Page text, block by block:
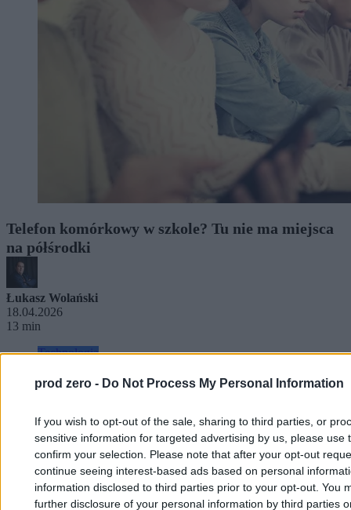
prod zero - Do Not Process My Personal Information
If you wish to opt-out of the sale, sharing to third parties, or
sensitive information for targeted advertising by us, please use
confirm your selection. Please note that after your opt-out
continue seeing interest-based ads based on personal
information disclosed to third parties prior to your opt-out. You
further disclosure of your personal information by third parties
Telefon komórkowy w szkole? Tu nie ma miejsca
na półśrodki
Łukasz Wolański
18.04.2026
13 min
Technologia